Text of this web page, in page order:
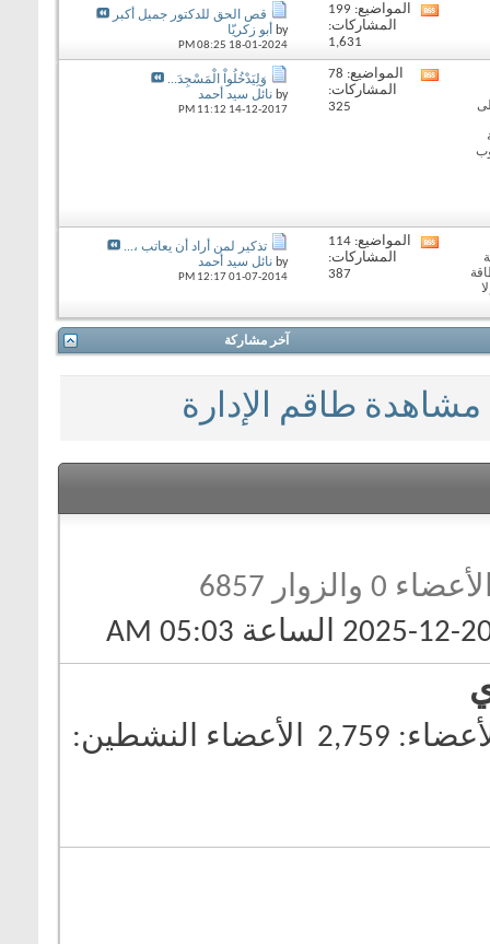
View
RSS
feed
المواضيع: 199
المشاركات:
1,631
قص الحق للدكتور جميل أكبر
by أبو زكريّا
18-01-2024
08:25 PM
Viewالمواضيع: 78
المشاركات:
325
وَلِيَدْخُلُواْ الْمَسْجِدَ...
by نائل سيد أحمد
14-12-2017
11:12 PM
View
المواضيع: 114
المشاركات:
387
تذكير لمن أراد أن يعاتب ،...
by نائل سيد أحمد
01-07-2014
12:17 PM
آخر مشاركة
مشاهدة طاقم الإدارة
0 والزوار 6857
2,759 الأعضاء النشطين